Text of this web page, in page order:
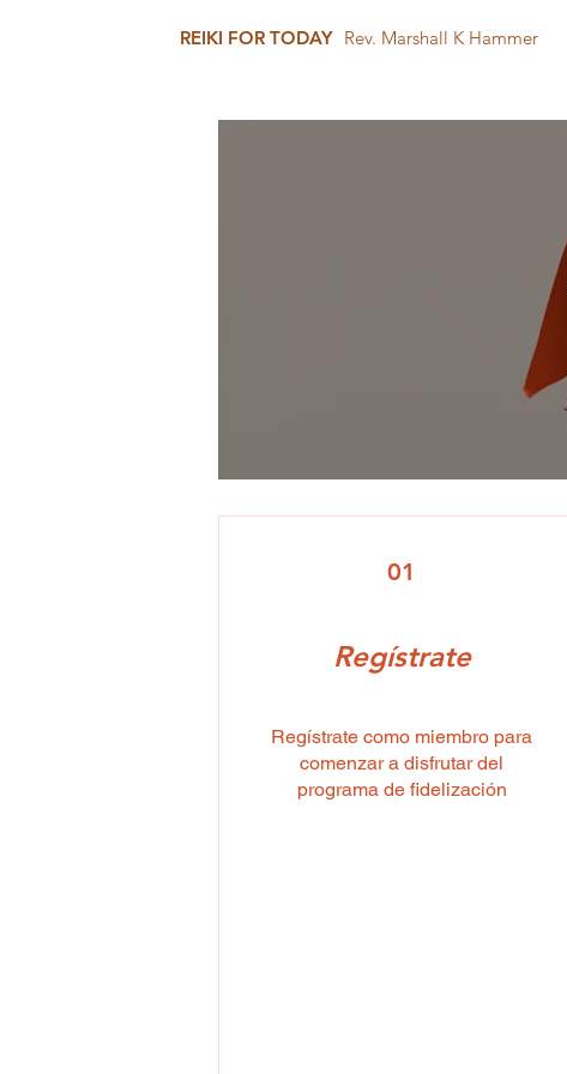
Rev. Marshall K Hammer
REIKI FOR TODAY
01
Regístrate
Regístrate como miembro para
comenzar a disfrutar del
programa de fidelización